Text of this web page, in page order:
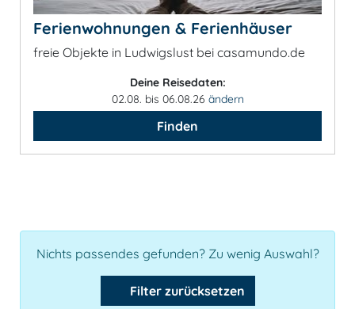
Ferienwohnungen & Ferienhäuser
freie Objekte in Ludwigslust bei casamundo.de
Deine Reisedaten:
02.08. bis 06.08.26 ändern
Finden
Nichts passendes gefunden? Zu wenig Auswahl?
Filter zurücksetzen